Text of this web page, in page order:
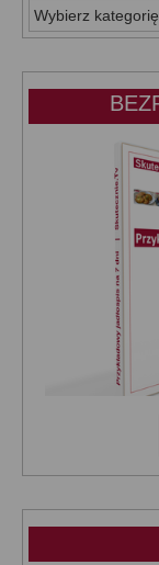
WSZYSTKIE
KATEGORIE: